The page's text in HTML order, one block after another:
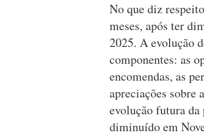
No que diz
meses, após ter
2025. A evolução
componentes: as
encomendas, as
apreciações sobre
evolução futura da
diminuído em